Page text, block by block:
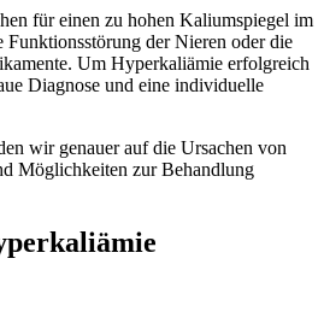
für einen zu hohen Kaliumspiegel im
der Nieren oder die
Um Hyperkaliämie erfolgreich
Diagnose und eine individuelle
wir genauer auf die Ursachen von
Möglichkeiten zur Behandlung